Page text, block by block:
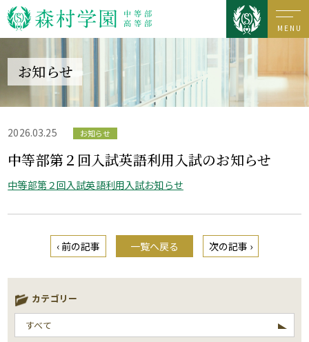
MENU
お知らせ
2026.03.25 お知らせ
中等部第２回入試英語利用入試のお知らせ
中等部第２回入試英語利用入試お知らせ
‹ 前の記事 一覧へ戻る 次の記事 ›
カテゴリー
すべて